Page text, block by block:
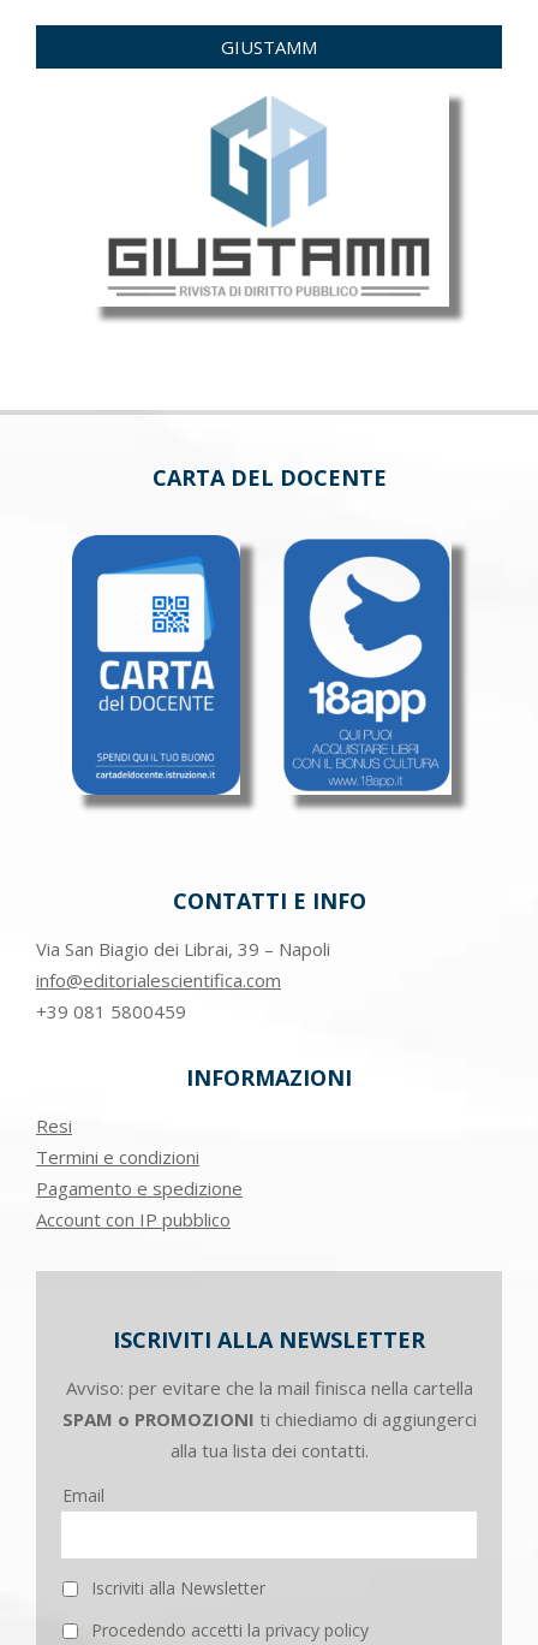
GIUSTAMM
CARTA DEL DOCENTE
CONTATTI E INFO
Via San Biagio dei Librai, 39 – Napoli
info@editorialescientifica.com
+39 081 5800459
INFORMAZIONI
Resi
Termini e condizioni
Pagamento e spedizione
Account con IP pubblico
ISCRIVITI ALLA NEWSLETTER
Avviso: per evitare che la mail finisca nella cartella
SPAM o PROMOZIONI ti chiediamo di aggiungerci
alla tua lista dei contatti.
Email
Iscriviti alla Newsletter
Procedendo accetti la privacy policy